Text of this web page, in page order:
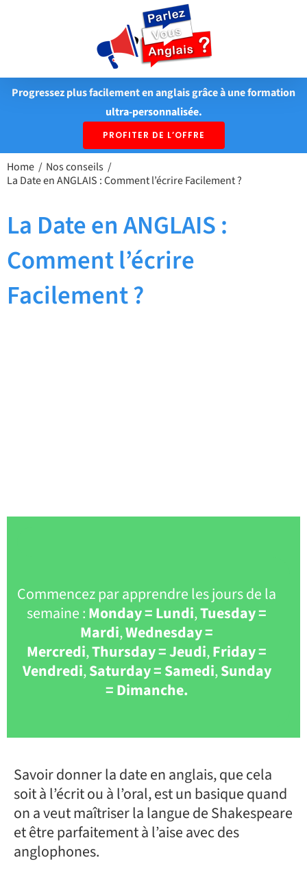
Progressez plus facilement en anglais grâce à une formation
ultra-personnalisée.
PROFITER DE L’OFFRE
Home
Nos conseils
La Date en ANGLAIS : Comment l’écrire Facilement ?
La Date en ANGLAIS :
Comment l’écrire
Facilement ?
Commencez par apprendre les jours de la
semaine :Monday = Lundi,Tuesday =
Mardi,Wednesday =
Mercredi,Thursday = Jeudi,Friday =
Vendredi,Saturday = Samedi,Sunday
= Dimanche.
Savoir donner la date en anglais, que cela
soit à l’écrit ou à l’oral, est un basique quand
on a veut maîtriser la langue de Shakespeare
et être parfaitement à l’aise avec des
anglophones.